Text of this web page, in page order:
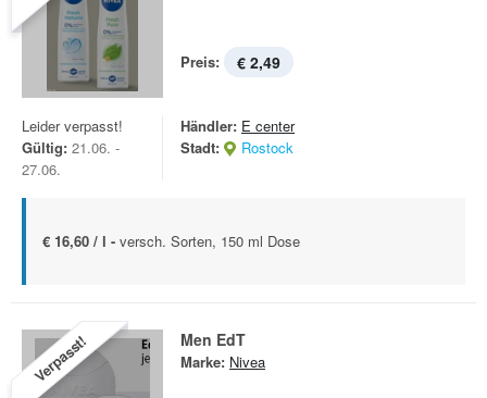
Preis: € 2,49
Leider verpasst!
Gültig: 21.06. -
27.06.
Händler: E center
Stadt:
Rostock
€ 16,60 / l - versch. Sorten, 150 ml Dose
Verpasst! Men EdT
Marke: Nivea